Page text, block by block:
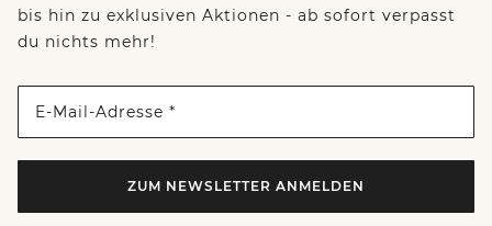
bis hin zu exklusiven Aktionen - ab sofort verpasst
du nichts mehr!
E-Mail-Adresse *
ZUM NEWSLETTER ANMELDEN